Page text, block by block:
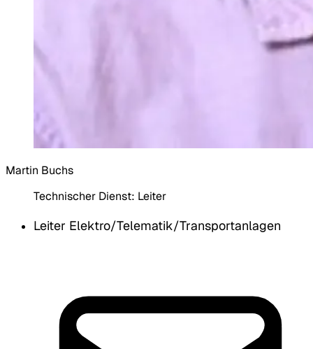
Martin Buchs
Technischer Dienst: Leiter
Leiter Elektro/Telematik/Transportanlagen